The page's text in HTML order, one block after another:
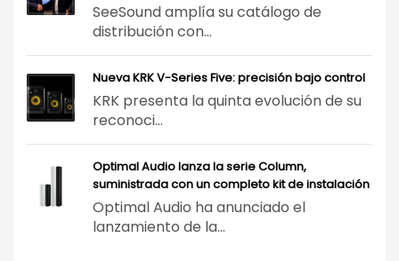
SeeSound amplía su catálogo de
distribución con...
Nueva KRK V-Series Five: precisión bajo control
KRK presenta la quinta evolución de su
reconoci...
Optimal Audio lanza la serie Column,
suministrada con un completo kit de instalación
Optimal Audio ha anunciado el
lanzamiento de la...